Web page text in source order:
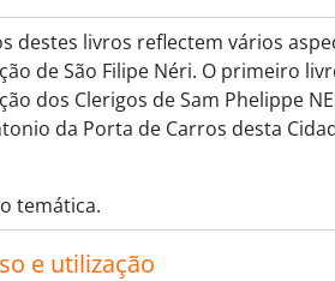
destes livros reflectem vários
de São Filipe Néri. O primeiro
dos Clerigos de Sam Phelippe
da Porta de Carros desta
temática.
e utilização